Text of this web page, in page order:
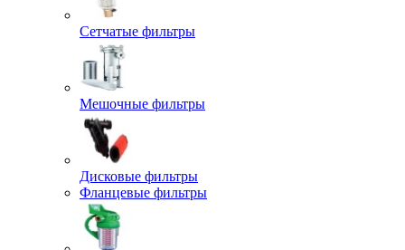
Сетчатые фильтры
Мешочные фильтры
Дисковые фильтры
Фланцевые фильтры